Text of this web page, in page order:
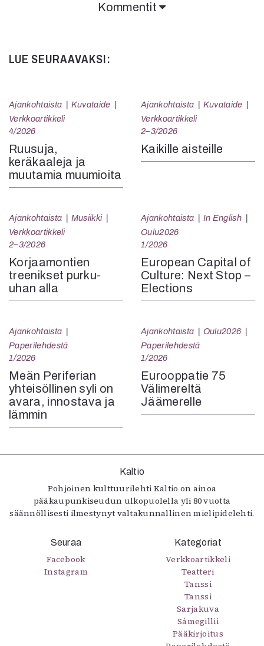
Kommentit
LUE SEURAAVAKSI:
Ajankohtaista
Kuvataide
Verkkoartikkeli
4/2026
Ruusuja,
keräkaaleja ja
muutamia muumioita
Ajankohtaista
Kuvataide
Verkkoartikkeli
2–3/2026
Kaikille aisteille
Ajankohtaista
Musiikki
Verkkoartikkeli
2–3/2026
Korjaamontien
treenikset purku-
uhan alla
Ajankohtaista
In English
Oulu2026
1/2026
European Capital of
Culture: Next Stop –
Elections
Ajankohtaista
Paperilehdestä
1/2026
Meän Periferian
yhteisöllinen syli on
avara, innostava ja
lämmin
Ajankohtaista
Oulu2026
Paperilehdestä
1/2026
Eurooppatie 75
Välimereltä
Jäämerelle
Kaltio
Pohjoinen kulttuurilehti Kaltio on ainoa
pääkaupunkiseudun ulkopuolella yli 80 vuotta
säännöllisesti ilmestynyt valtakunnallinen mielipidelehti.
Seuraa
Facebook
Instagram
Kategoriat
Verkkoartikkeli
Teatteri
Tanssi
Tanssi
Sarjakuva
Sámegillii
Pääkirjoitus